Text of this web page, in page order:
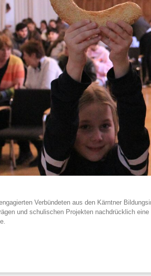
Verbündeten aus den Kärntner
und schulischen Projekten nachdrücklich